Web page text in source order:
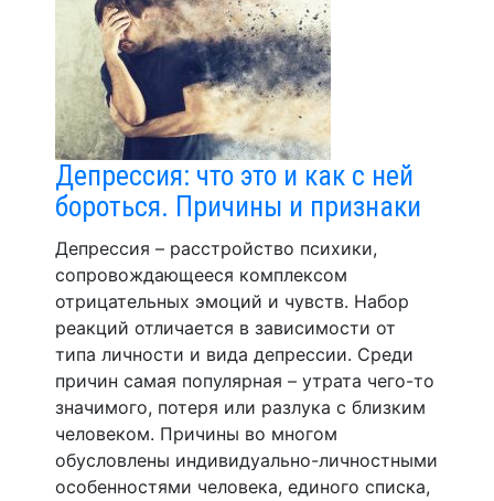
Депрессия: что это и как с ней
бороться. Причины и признаки
Депрессия – расстройство психики,
сопровождающееся комплексом
отрицательных эмоций и чувств. Набор
реакций отличается в зависимости от
типа личности и вида депрессии. Среди
причин самая популярная – утрата чего-то
значимого, потеря или разлука с близким
человеком. Причины во многом
обусловлены индивидуально-личностными
особенностями человека, единого списка,